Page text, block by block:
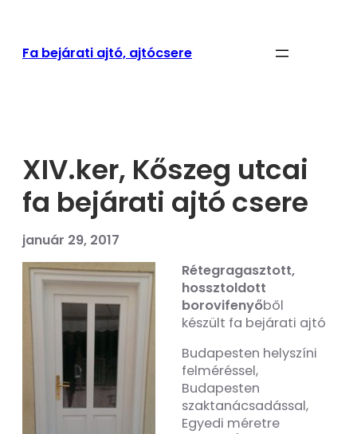
tartalomhoz
Fa bejárati ajtó, ajtócsere
XIV.ker, Kőszeg utcai
fa bejárati ajtó csere
január 29, 2017
Rétegragasztott,
hossztoldott
borovifenyőből
készült fa bejárati ajtó
Budapesten helyszíni
felméréssel,
Budapesten
szaktanácsadással,
Egyedi méretre